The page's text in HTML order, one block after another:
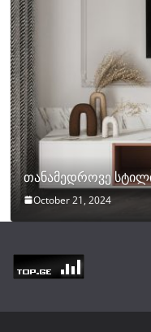
თანამედროვე
October 21, 2024